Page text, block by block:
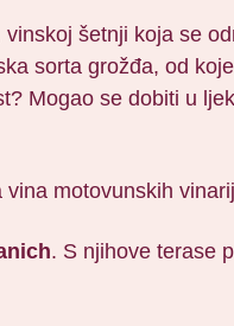
šetnji koja se
sorta grožđa, od
Mogao se dobiti u
vina motovunskih
. S njihove terase